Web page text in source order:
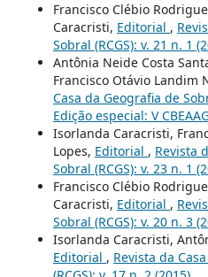
Francisco Clébio
Caracristi, Editorial ,
Sobral (RCGS): v. 21 n. 1
Antônia Neide Costa
Francisco Otávio Landim
Casa da Geografia de
Edição especial: V
Isorlanda Caracristi,
Lopes, Editorial , Revista
Sobral (RCGS): v. 23 n. 1
Francisco Clébio
Caracristi, Editorial ,
Sobral (RCGS): v. 20 n. 3
Isorlanda Caracristi,
Editorial , Revista da